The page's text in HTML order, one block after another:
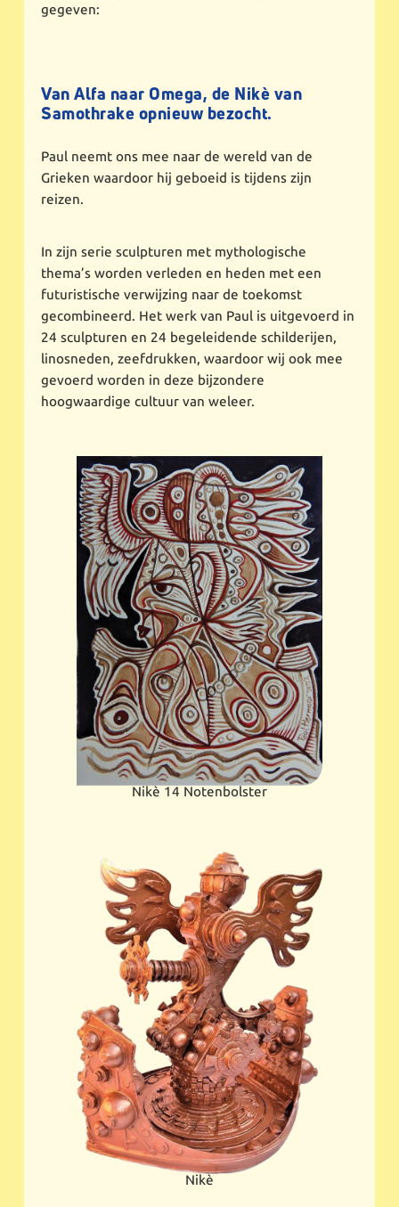
gegeven:
Van Alfa naar Omega, de Nikè van
Samothrake opnieuw bezocht.
Paul neemt ons mee naar de wereld van de
Grieken waardoor hij geboeid is tijdens zijn
reizen.
In zijn serie sculpturen met mythologische
thema’s worden verleden en heden met een
futuristische verwijzing naar de toekomst
gecombineerd. Het werk van Paul is uitgevoerd in
24 sculpturen en 24 begeleidende schilderijen,
linosneden, zeefdrukken, waardoor wij ook mee
gevoerd worden in deze bijzondere
hoogwaardige cultuur van weleer.
Nikè 14 Notenbolster
Nikè